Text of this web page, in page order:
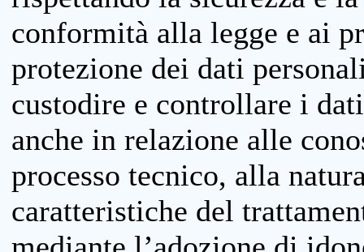
conformità alla legge e ai
protezione dei dati
custodire e controllare i
anche in relazione alle
processo tecnico, alla
caratteristiche del